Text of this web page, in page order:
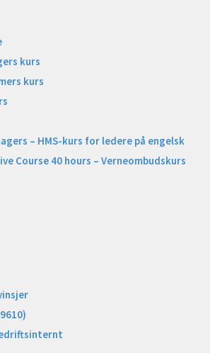
kurs
kurs
– HMS-kurs for ledere på engelsk
Course 40 hours – Verneombudskurs